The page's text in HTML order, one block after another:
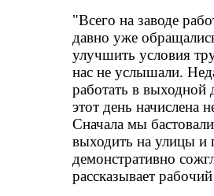
"Всего на заводе
давно уже
улучшить условия
нас не услышали.
работать в выходной
этот день начислена
Сначала мы
выходить на улицы и
демонстративно
рассказывает